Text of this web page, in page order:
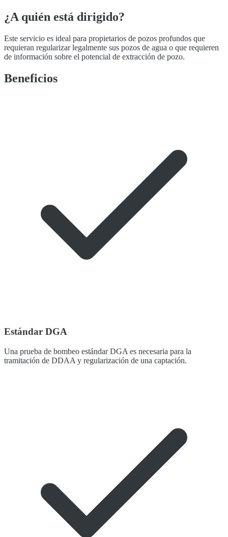
¿A quién está dirigido?
Este servicio es ideal para propietarios de pozos profundos que
requieran regularizar legalmente sus pozos de agua o que requieren
de información sobre el potencial de extracción de pozo.
Beneficios
Estándar DGA
Una prueba de bombeo estándar DGA es necesaria para la
tramitación de DDAA y regularización de una captación.